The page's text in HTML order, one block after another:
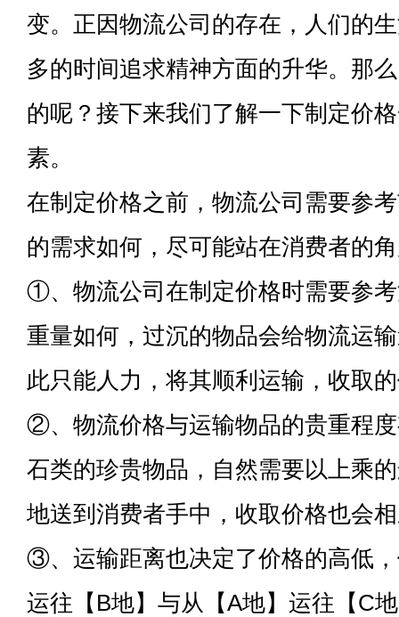
变。正因物流公司的存在，人们的
多的时间追求精神方面的升华。那
的呢？接下来我们了解一下制定价
素。
在制定价格之前，物流公司需要参
的需求如何，尽可能站在消费者的
①、物流公司在制定价格时需要参
重量如何，过沉的物品会给物流运
此只能人力，将其顺利运输，收取
②、物流价格与运输物品的贵重程
石类的珍贵物品，自然需要以上乘
地送到消费者手中，收取价格也会
③、运输距离也决定了价格的高低
运往【B地】与从【A地】运往【C